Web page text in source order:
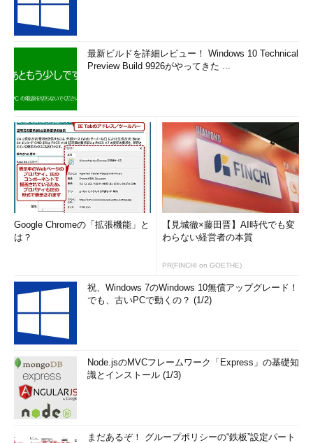
最新ビルドを詳細レビュー！ Windows 10 Technical
Preview Build 9926がやってきた ...
Google Chromeの「拡張機能」と
は？
【見城徹×藤田晋】AI時代でも変
わらない経営者の本質
PR(FINCHI on GOETHE)
祝、Windows 7のWindows 10無償アップグレード！
でも、古いPCで動くの？ (1/2)
Node.jsのMVCフレームワーク「Express」の基礎知
識とインストール (1/3)
まだあるぞ！ グループポリシーの“鉄板”設定パート